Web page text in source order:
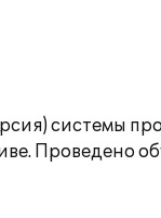
системы
Проведено